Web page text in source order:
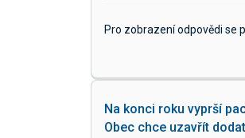
Pro zobrazení odpovědi se
Na konci roku vyprší
Obec chce uzavřít